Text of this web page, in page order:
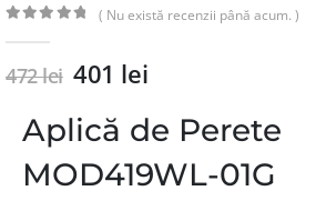
( Nu există recenzii până acum. )
472lei 401 lei
Aplică de Perete
MOD419WL-01G